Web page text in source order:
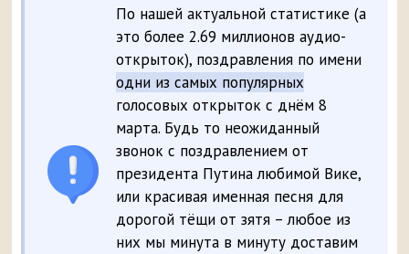
По нашей актуальной статистике (а
это более 2.69 миллионов аудио-
открыток), поздравления по имени
одни из самых популярных
голосовых открыток с днём 8
марта. Будь то неожиданный
звонок с поздравлением от
президента Путина любимой Вике,
или красивая именная песня для
дорогой тёщи от зятя – любое из
них мы минута в минуту доставим